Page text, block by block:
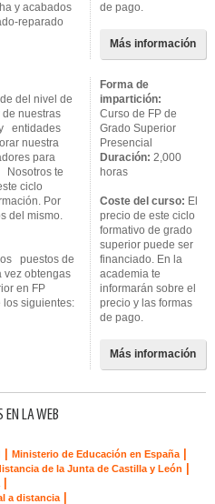
y acabados
reparado
de pago.
Más información
del nivel de
nuestras
entidades
nuestra
para
Nosotros te
ciclo
Por
del mismo.
puestos de
vez obtengas
en FP
siguientes:
Forma de
impartición:
Curso de FP de
Grado Superior
Presencial
Duración: 2,000
horas
Coste del curso: El
precio de este ciclo
formativo de grado
superior puede ser
financiado. En la
academia te
informarán sobre el
precio y las formas
de pago.
Más información
EN LA WEB
Ministerio de Educación en España
de la Junta de Castilla y León
a distancia